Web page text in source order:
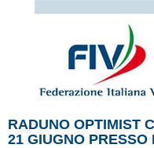
RADUNO OPTIMIST
21 GIUGNO